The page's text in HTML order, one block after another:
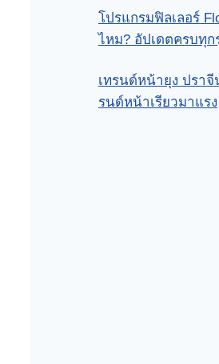
โปรแกรมฟิลเลอร์
ไหม? อัปเดตครบทุก
เทรนด์หน้ายุง ปราจี
รนด์หน้าเรียวมาแรง